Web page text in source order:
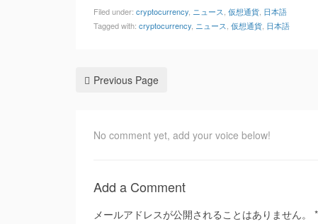
Filed under: cryptocurrency ニュース 仮想通貨 日本語
Tagged with: cryptocurrency ニュース 仮想通貨 日本語
Previous Page
No comment yet, add your voice below!
Add a Comment
メールアドレスが公開されることはありません。 *